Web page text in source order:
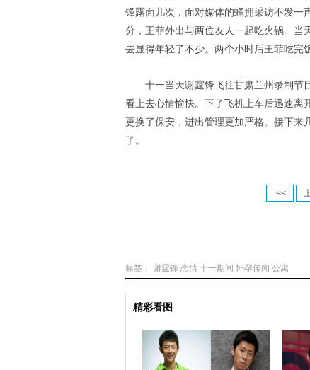
锋露面几次，面对媒体的蜂拥采访不发一
分，王菲外出与两位友人一起吃火锅。当
去显得年轻了不少。两个小时后王菲吃完
十一当天谢霆锋飞往甘肃兰州录制节
看上去心情愉快。下了飞机上车后迅速离
更换了保安，进出管理更加严格。接下来
了。
|<<
标签： 谢霆锋 恋情 十一期间 怀孕传闻 公寓
精彩看图